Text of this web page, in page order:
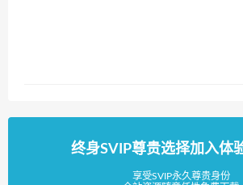
终身SVIP尊贵选择加入体
享受SVIP永久尊贵身份